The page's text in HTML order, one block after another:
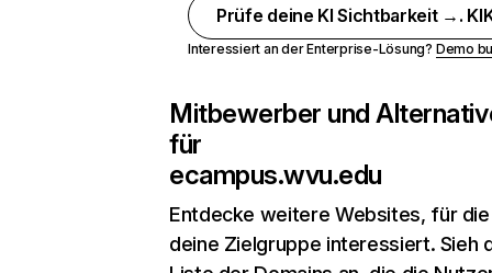
Prüfe deine KI Sichtbarkeit →.
Interessiert an der Enterprise-Lösung? Demo
Mitbewerber und
für
ecampus.wvu.edu
Entdecke weitere Websites, für
deine Zielgruppe interessiert. Sieh